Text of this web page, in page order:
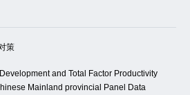
策
and Total Factor Productivity
Mainland provincial Panel Data